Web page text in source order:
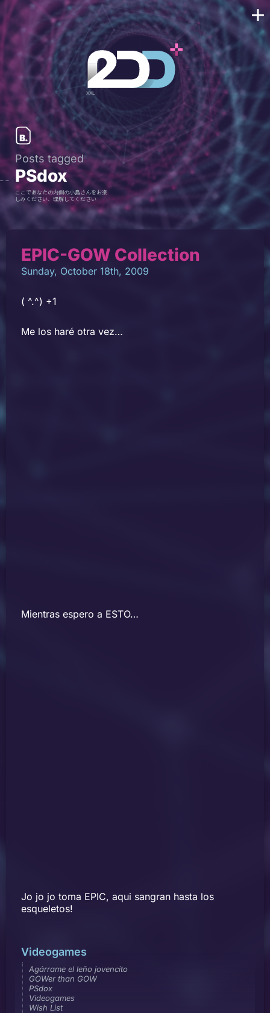
Posts tagged
PSdox
ここであなたの内側の小島さんをお楽
しみください、理解してください
EPIC-GOW Collection
Sunday, October 18th, 2009
( ^.^) +1
Me los haré otra vez…
Mientras espero a ESTO…
Jo jo jo toma EPIC, aqui sangran hasta los
esqueletos!
Videogames
Agárrame el leño jovencito
GOWer than GOW
PSdox
Videogames
Wish List